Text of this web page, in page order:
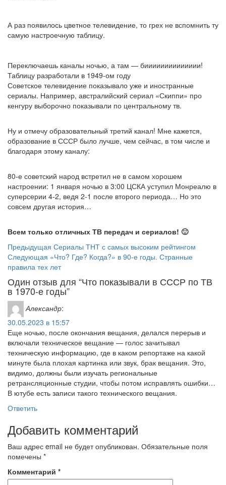
А раз появилось цветное телевидение, то грех не вспомнить ту
самую настроечную таблицу.
Переключаешь каналы ночью, а там — бииииииииииииии!
Таблицу разработали в 1949-ом году
Советское телевидение показывало уже и иностранные
сериалы. Например, австралийский сериал «Скиппи» про
кенгуру выборочно показывали по центральному тв.
Ну и отмечу образовательный третий канал! Мне кажется,
образование в СССР было лучше, чем сейчас, в том числе и
благодаря этому каналу:
80-е советский народ встретил не в самом хорошем
настроении: 1 января ночью в 3:00 ЦСКА уступил Монреалю в
суперсерии 4-2, ведя 2-1 после второго периода… Но это
совсем другая история…
Всем только отличных ТВ передач и сериалов! 🙂
Навигация
по
записям
Предыдущая
запись
Предыдущая Сериалы ТНТ с самых высоким рейтингом
Следующая
запись
Следующая «Что? Где? Когда?» в 90-е годы. Странные
правила тех лет
Один отзыв для “Что показывали в СССР по ТВ
в 1970-е годы”
Александр:
30.05.2023 в 15:57
Еще ночью, после окончания вещания, делался перерыв и
включали техническое вещание — голос зачитывал
техническую информацию, где в каком репортаже на какой
минуте была плохая картинка или звук, брак вещания. Это,
видимо, должны были изучать региональные
ретрансляционные студии, чтобы потом исправлять ошибки…
В ютубе есть записи такого технического вещания.
Ответить
Добавить комментарий
Ваш адрес email не будет опубликован. Обязательные поля
помечены *
Комментарий *